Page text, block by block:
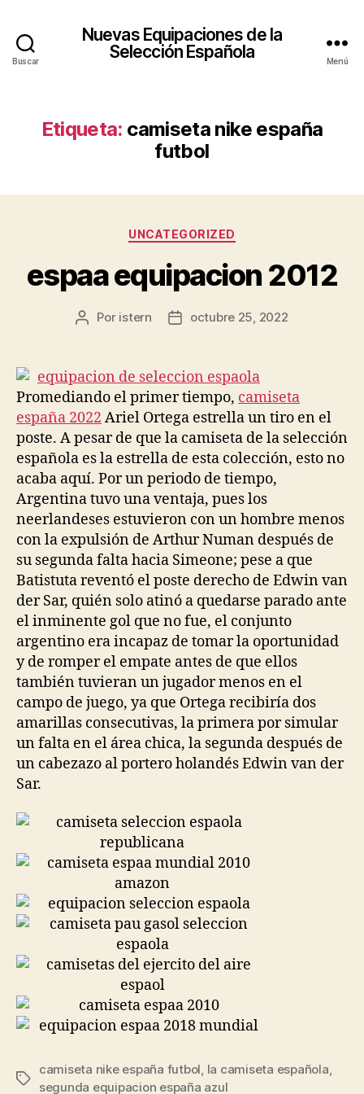
Buscar
Nuevas Equipaciones de la
Selección Española
Menú
Etiqueta: camiseta nike españa
futbol
Categorías
UNCATEGORIZED
espaa equipacion 2012
Autor
entrada
Por istern
Fecha
entrada
octubre 25, 2022
Promediando el primer tiempo, camiseta
españa 2022 Ariel Ortega estrella un tiro en el
poste. A pesar de que la camiseta de la selección
española es la estrella de esta colección, esto no
acaba aquí. Por un periodo de tiempo,
Argentina tuvo una ventaja, pues los
neerlandeses estuvieron con un hombre menos
con la expulsión de Arthur Numan después de
su segunda falta hacia Simeone; pese a que
Batistuta reventó el poste derecho de Edwin van
der Sar, quién solo atinó a quedarse parado ante
el inminente gol que no fue, el conjunto
argentino era incapaz de tomar la oportunidad
y de romper el empate antes de que ellos
también tuvieran un jugador menos en el
campo de juego, ya que Ortega recibiría dos
amarillas consecutivas, la primera por simular
un falta en el área chica, la segunda después de
un cabezazo al portero holandés Edwin van der
Sar.
Etiquetas
camiseta nike españa futbol, la camiseta española,
segunda equipacion españa azul